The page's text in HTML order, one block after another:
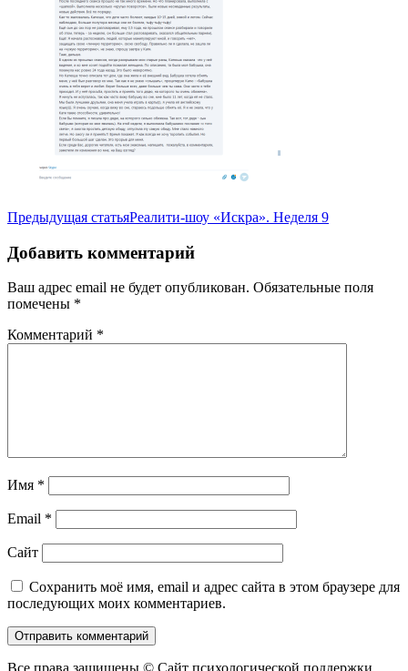
Навигация
по
записям
Предыдущая статьяРеалити-шоу «Искра». Неделя 9
Добавить комментарий
Ваш адрес email не будет опубликован. Обязательные поля
помечены *
Комментарий *
Имя *
Email *
Сайт
Сохранить моё имя, email и адрес сайта в этом браузере для
последующих моих комментариев.